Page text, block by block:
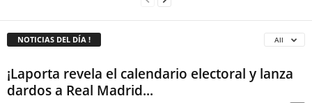
NOTICIAS DEL DÍA ! All
¡Laporta revela el calendario electoral y lanza
dardos a Real Madrid...